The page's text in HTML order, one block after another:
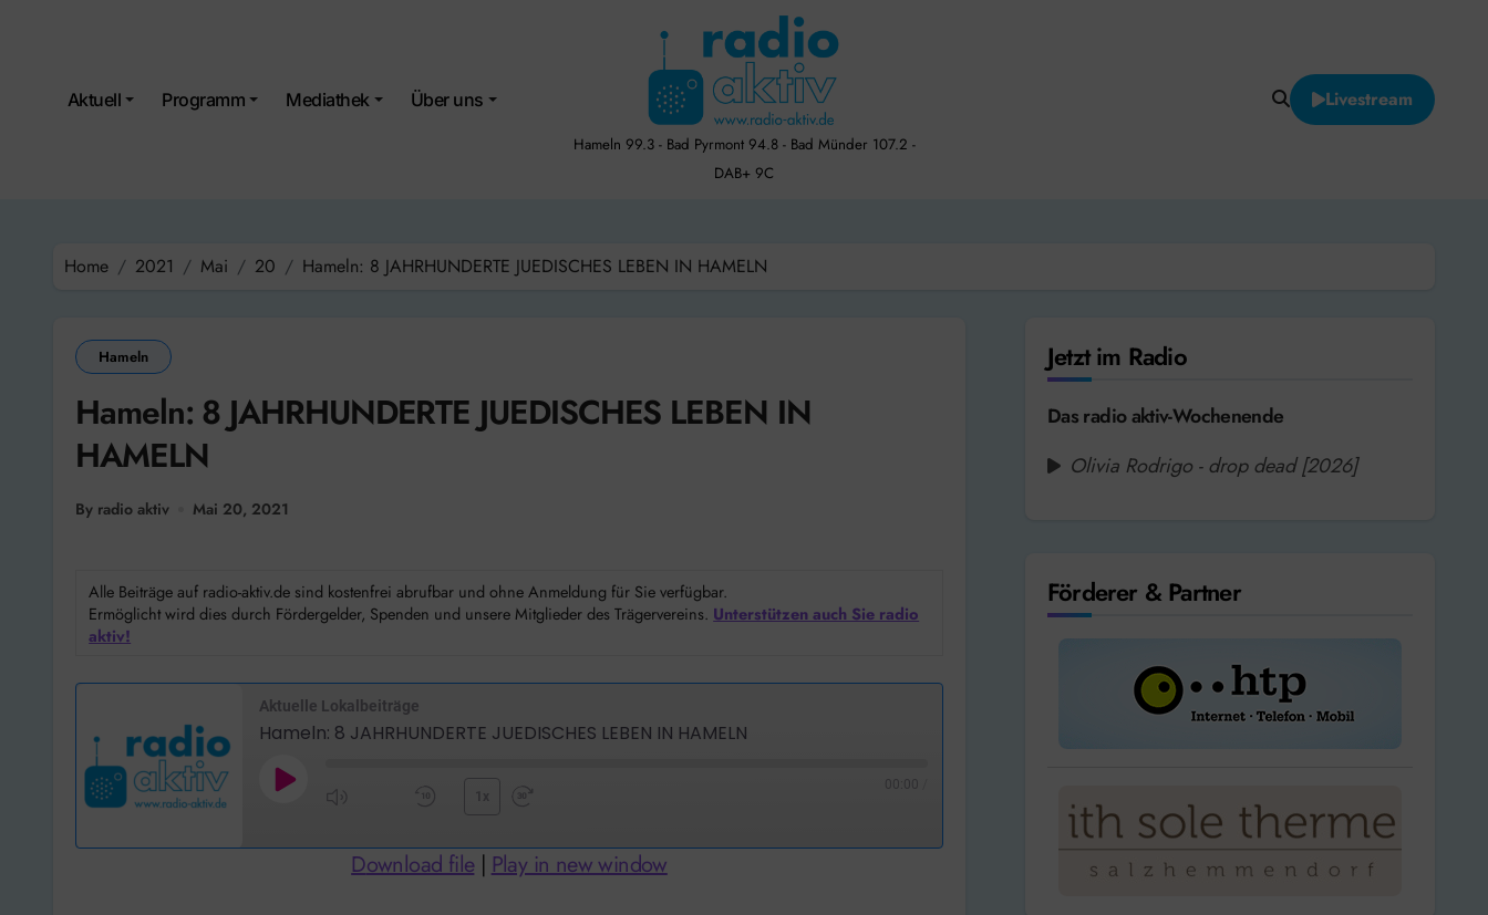
Aktuell Programm Mediathek Über uns
Hameln 99.3 - Bad Pyrmont 94.8 - Bad Münder 107.2 -
DAB+ 9C
Livestream
Home 2021 Mai 20 Hameln: 8 JAHRHUNDERTE JUEDISCHES LEBEN IN HAMELN
Hameln
Hameln: 8 JAHRHUNDERTE JUEDISCHES LEBEN IN
HAMELN
By radio aktiv Mai 20, 2021
Alle Beiträge auf radio-aktiv.de sind kostenfrei abrufbar und ohne Anmeldung für Sie verfügbar.
Ermöglicht wird dies durch Fördergelder, Spenden und unsere Mitglieder des Trägervereins. Unterstützen auch Sie radio
aktiv!
Aktuelle Lokalbeiträge
Hameln: 8 JAHRHUNDERTE JUEDISCHES LEBEN IN HAMELN
Play
Mute/Unmute
Episode
Rewind
10
Seconds
1x
Forward
30
00:00
Download file| Play in new window
Jetzt im Radio
Das radio aktiv-Wochenende
Olivia Rodrigo - drop dead [2026]
Förderer & Partner